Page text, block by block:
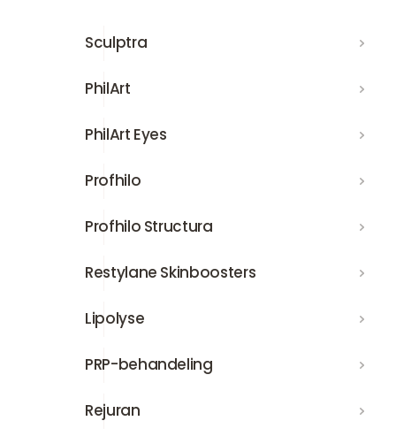
Sculptra
PhilArt
PhilArt EyesPhilArt Eyes
Profhilo
Profhilo StructuraProfhilo Structura
Restylane Skinboosters
Restylane Skinboosters
Lipolyse
PRP-behandelingPRP-behandeling
Rejuran